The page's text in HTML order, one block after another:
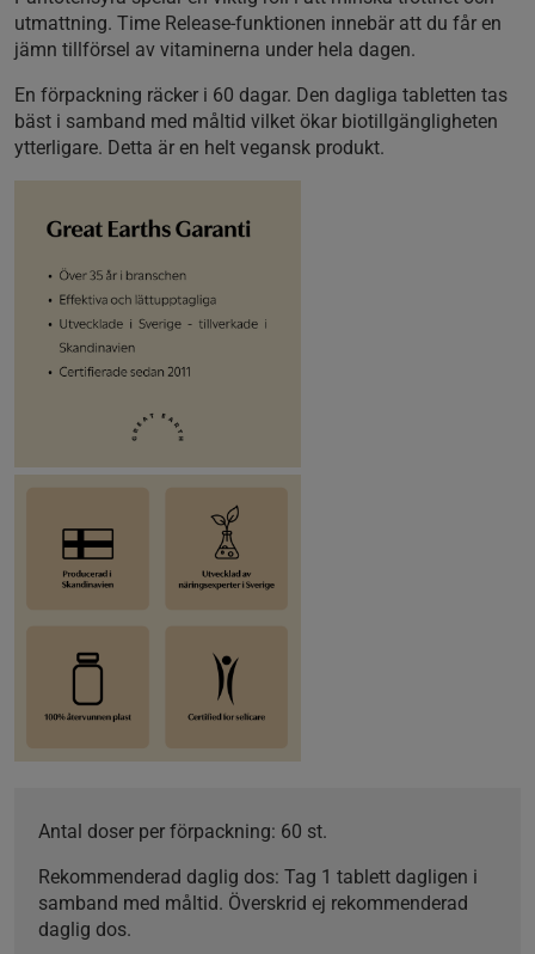
utmattning. Time Release-funktionen innebär att du får en
jämn tillförsel av vitaminerna under hela dagen.
En förpackning räcker i 60 dagar. Den dagliga tabletten tas
bäst i samband med måltid vilket ökar biotillgängligheten
ytterligare. Detta är en helt vegansk produkt.
Antal doser per förpackning: 60 st.
Rekommenderad daglig dos: Tag 1 tablett dagligen i
samband med måltid. Överskrid ej rekommenderad
daglig dos.